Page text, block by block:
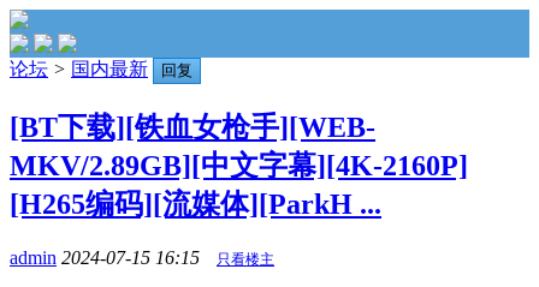
论坛 > 国内最新 回复
[BT下载][铁血女枪手][WEB-
MKV/2.89GB][中文字幕][4K-2160P]
[H265编码][流媒体][ParkH ...
admin 2024-07-15 16:15 只看楼主